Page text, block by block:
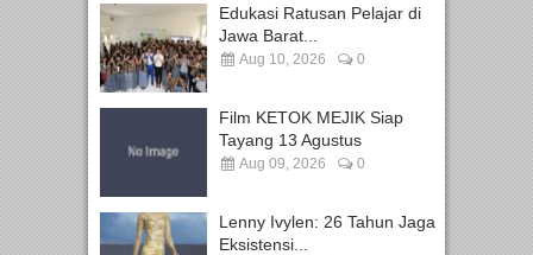
Edukasi Ratusan Pelajar di
Jawa Barat...
Aug 10, 2026 0
Film KETOK MEJIK Siap
Tayang 13 Agustus
Aug 09, 2026 0
Lenny Ivylen: 26 Tahun Jaga
Eksistensi...